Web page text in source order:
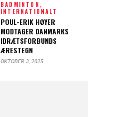
BADMINTON,
INTERNATIONALT
POUL-ERIK HØYER
MODTAGER DANMARKS
IDRÆTSFORBUNDS
ÆRESTEGN
OKTOBER 3, 2025